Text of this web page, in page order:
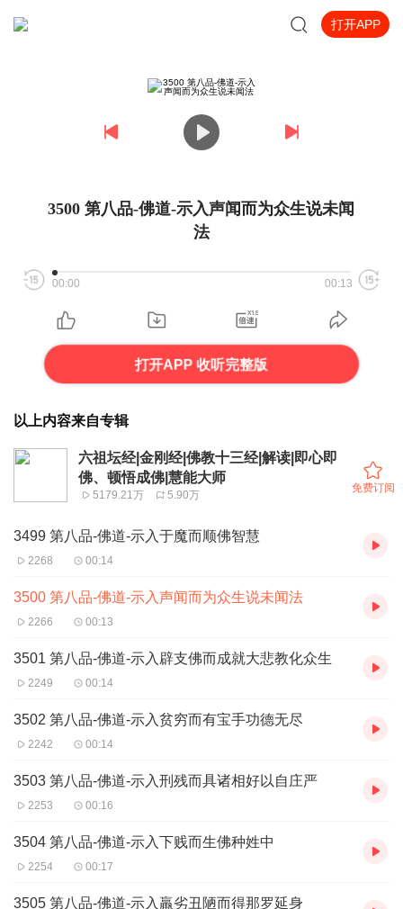
打开APP
3500 第八品-佛道-示入声闻而为众生说未闻
法
00:00 00:13
打开APP 收听完整版
以上内容来自专辑
六祖坛经|金刚经|佛教十三经|解读|即心即
佛、顿悟成佛|慧能大师
5179.21万 5.90万
免费订阅
3499 第八品-佛道-示入于魔而顺佛智慧
2268 00:14
3500 第八品-佛道-示入声闻而为众生说未闻法
2266 00:13
3501 第八品-佛道-示入辟支佛而成就大悲教化众生
2249 00:14
3502 第八品-佛道-示入贫穷而有宝手功德无尽
2242 00:14
3503 第八品-佛道-示入刑残而具诸相好以自庄严
2253 00:16
3504 第八品-佛道-示入下贱而生佛种姓中
2254 00:17
3505 第八品-佛道-示入羸劣丑陋而得那罗延身